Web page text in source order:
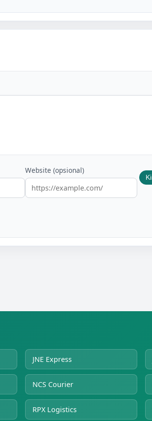
Website (opsional)
JNE Express
NCS Courier
RPX Logistics